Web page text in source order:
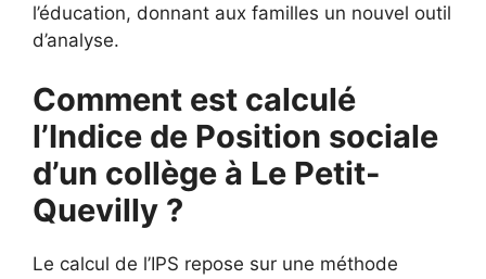
l’éducation, donnant aux familles un nouvel outil
d’analyse.
Comment est calculé
l’Indice de Position sociale
d’un collège à Le Petit-
Quevilly ?
Le calcul de l’IPS repose sur une méthode